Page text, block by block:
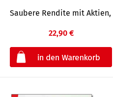
Saubere Rendite mit Aktien,
22,90 €